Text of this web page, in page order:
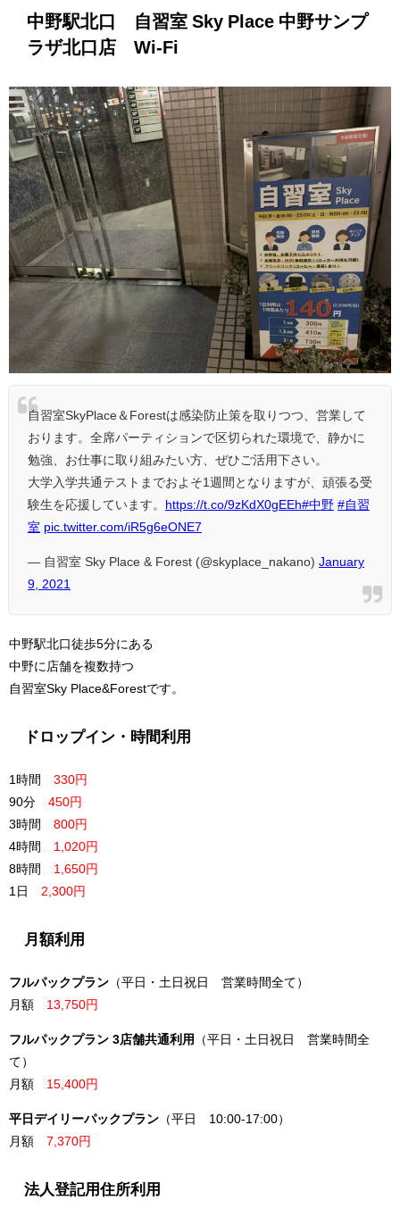
中野駅北口 自習室 Sky Place 中野サンプ
ラザ北口店 Wi-Fi
自習室SkyPlace＆Forestは感染防止策を取りつつ、営業して
おります。全席パーティションで区切られた環境で、静かに
勉強、お仕事に取り組みたい方、ぜひご活用下さい。
大学入学共通テストまでおよそ1週間となりますが、頑張る受
験生を応援しています。
https://t.co/9zKdX0gEEh#中野 #自習
室 pic.twitter.com/iR5g6eONE7
— 自習室 Sky Place & Forest (@skyplace_nakano) January
9, 2021
中野駅北口徒歩5分にある
中野に店舗を複数持つ
自習室Sky Place&Forestです。
ドロップイン・時間利用
1時間
330円
90分 450円
3時間
800円
4時間 1,020円
8時間
1,650円
1日 2,300円
月額利用
フルパックプラン （平日・土日祝日 営業時間全て）
月額 13,750円
フルパックプラン 3店舗共通利用
（平日・土日祝日 営業時間全
て）
月額 15,400円
平日デイリーパックプラン （平日 10:00-17:00）
月額 7,370円
法人登記用住所利用